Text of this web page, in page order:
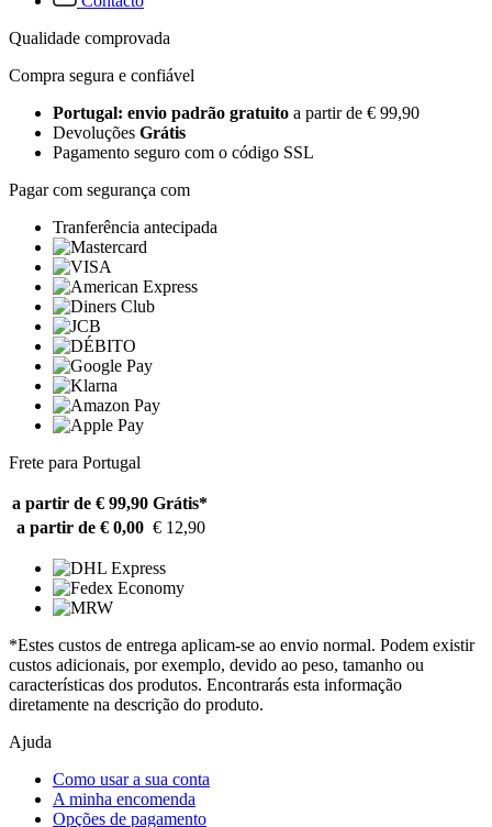
Qualidade comprovada
Compra segura e confiável
Portugal: envio padrão gratuito a partir de € 99,90
Devoluções Grátis
Pagamento seguro com o código SSL
Pagar com segurança com
Tranferência antecipada
Frete para Portugal
a partir de € 99,90 Grátis*
a partir de € 0,00 € 12,90
*Estes custos de entrega aplicam-se ao envio normal. Podem existir
custos adicionais, por exemplo, devido ao peso, tamanho ou
características dos produtos. Encontrarás esta informação
diretamente na descrição do produto.
Ajuda
Como usar a sua conta
A minha encomenda
Opções de pagamento